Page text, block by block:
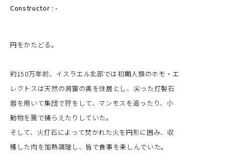
Constructor : -
円をかたどる。
約150万年前、イスラエル北部では初期人類のホモ・エ
レクトスは天然の洞窟の奥を住居とし、尖った打製石
器を用いて集団で狩をして、マンモスを追ったり、小
動物を罠で捕らえたりしていた。
そして、火打石によって焚かれた火を円形に囲み、収
穫した肉を加熱調理し、皆で食事を楽しんでいた。